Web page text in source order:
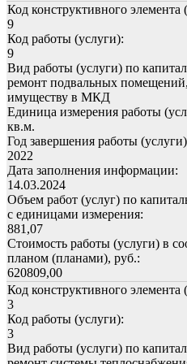
Код конструктивного элемента
9
Код работы (услуги):
9
Вид работы (услуги) по
ремонт подвальных
имуществу в МКД
Единица измерения работы
кв.м.
Год завершения работы
2022
Дата заполнения информации:
14.03.2024
Объем работ (услуг) по
с единицами измерения:
881,07
Стоимость работы (услуги) в
планом (планами), руб.:
620809,00
Код конструктивного элемента
3
Код работы (услуги):
3
Вид работы (услуги) по